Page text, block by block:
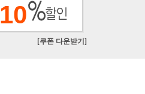
10
[쿠폰 다운받기]